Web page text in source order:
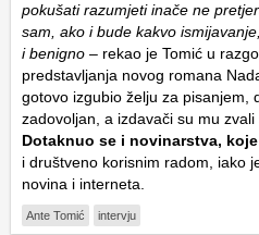
pokušati razumjeti inače ne
sam, ako i bude kakvo
i benigno – rekao je Tomić u
predstavljanja novog romana
gotovo izgubio želju za pisanjem,
zadovoljan, a izdavači su mu
Dotaknuo se i novinarstva,
i društveno korisnim radom, iako
novina i interneta.
Ante Tomić intervju